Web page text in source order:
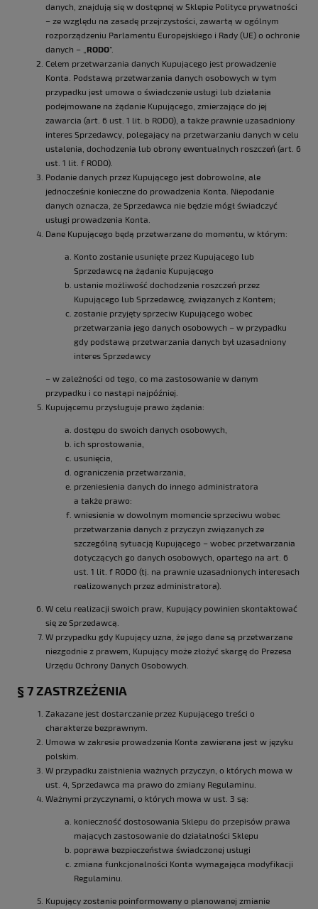
danych, znajdują się w dostępnej w Sklepie Polityce prywatności
– ze względu na zasadę przejrzystości, zawartą w ogólnym
rozporządzeniu Parlamentu Europejskiego i Rady (UE) o ochronie
danych – „ RODO”.
Celem przetwarzania danych Kupującego jest prowadzenie
Konta. Podstawą przetwarzania danych osobowych w tym
przypadku jest umowa o świadczenie usługi lub działania
podejmowane na żądanie Kupującego, zmierzające do jej
zawarcia (art. 6 ust. 1 lit. b RODO), a także prawnie uzasadniony
interes Sprzedawcy, polegający na przetwarzaniu danych w celu
ustalenia, dochodzenia lub obrony ewentualnych roszczeń (art. 6
ust. 1 lit. f RODO).
Podanie danych przez Kupującego jest dobrowolne, ale
jednocześnie konieczne do prowadzenia Konta. Niepodanie
danych oznacza, że Sprzedawca nie będzie mógł świadczyć
usługi prowadzenia Konta.
Dane Kupującego będą przetwarzane do momentu, w którym:
Konto zostanie usunięte przez Kupującego lub
Sprzedawcę na żądanie Kupującego
ustanie możliwość dochodzenia roszczeń przez
Kupującego lub Sprzedawcę, związanych z Kontem;
zostanie przyjęty sprzeciw Kupującego wobec
przetwarzania jego danych osobowych – w przypadku
gdy podstawą przetwarzania danych był uzasadniony
interes Sprzedawcy
– w zależności od tego, co ma zastosowanie w danym
przypadku i co nastąpi najpóźniej.
Kupującemu przysługuje prawo żądania:
dostępu do swoich danych osobowych,
ich sprostowania,
usunięcia,
ograniczenia przetwarzania,
przeniesienia danych do innego administratora
a także prawo:
wniesienia w dowolnym momencie sprzeciwu wobec
przetwarzania danych z przyczyn związanych ze
szczególną sytuacją Kupującego – wobec przetwarzania
dotyczących go danych osobowych, opartego na art. 6
ust. 1 lit. f RODO (tj. na prawnie uzasadnionych interesach
realizowanych przez administratora).
W celu realizacji swoich praw, Kupujący powinien skontaktować
się ze Sprzedawcą.
W przypadku gdy Kupujący uzna, że jego dane są przetwarzane
niezgodnie z prawem, Kupujący może złożyć skargę do Prezesa
Urzędu Ochrony Danych Osobowych.
§ 7 ZASTRZEŻENIA
Zakazane jest dostarczanie przez Kupującego treści o
charakterze bezprawnym.
Umowa w zakresie prowadzenia Konta zawierana jest w języku
polskim.
W przypadku zaistnienia ważnych przyczyn, o których mowa w
ust. 4, Sprzedawca ma prawo do zmiany Regulaminu.
Ważnymi przyczynami, o których mowa w ust. 3 są:
konieczność dostosowania Sklepu do przepisów prawa
mających zastosowanie do działalności Sklepu
poprawa bezpieczeństwa świadczonej usługi
zmiana funkcjonalności Konta wymagająca modyfikacji
Regulaminu.
Kupujący zostanie poinformowany o planowanej zmianie